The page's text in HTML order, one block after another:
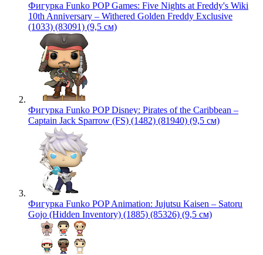
Фигурка Funko POP Games: Five Nights at Freddy's Wiki
10th Anniversary – Withered Golden Freddy Exclusive
(1033) (83091) (9,5 см)
Фигурка Funko POP Disney: Pirates of the Caribbean –
Captain Jack Sparrow (FS) (1482) (81940) (9,5 см)
Фигурка Funko POP Animation: Jujutsu Kaisen – Satoru
Gojo (Hidden Inventory) (1885) (85326) (9,5 см)